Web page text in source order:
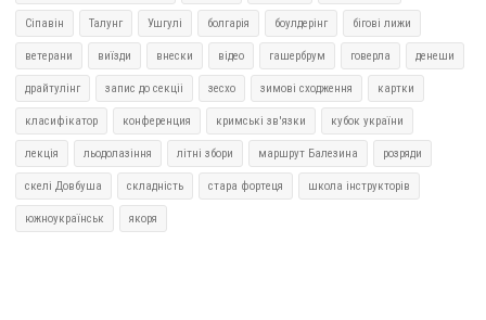
Сіпавін Талунг Ушгулі болгарія боулдерінг бігові лижи
ветерани виїзди внески відео гашербрум говерла денеши
драйтулінг запис до секціі зесхо зимові сходження картки
класифікатор конференция кримські зв'язки кубок україни
лекція льодолазіння літні збори маршрут Балезина розряди
скелі Довбуша складність стара фортеця школа інструкторів
южноукраїнськ якоря